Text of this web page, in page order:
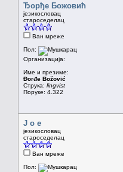
Ђорђе Божовић
језикословац
староседелац
Ван мреже
Пол:
Организација:
Име и презиме:
Đorđe Božović
Струка: lingvist
Поруке: 4.322
J o e
језикословац
староседелац
Ван мреже
Пол: